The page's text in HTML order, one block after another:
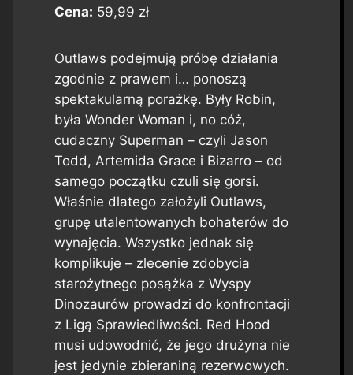
Cena: 59,99 zł
Outlaws podejmują próbę działania
zgodnie z prawem i… ponoszą
spektakularną porażkę. Były Robin,
była Wonder Woman i, no cóż,
cudaczny Superman – czyli Jason
Todd, Artemida Grace i Bizarro – od
samego początku czuli się gorsi.
Właśnie dlatego założyli Outlaws,
grupę utalentowanych bohaterów do
wynajęcia. Wszystko jednak się
komplikuje – zlecenie zdobycia
starożytnego posążka z Wyspy
Dinozaurów prowadzi do konfrontacji
z Ligą Sprawiedliwości. Red Hood
musi udowodnić, że jego drużyna nie
jest jedynie zbieraniną rezerwowych.